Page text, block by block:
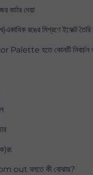
বর্ডার দেয়া
রঙের মিশ্রণে ইফেক্ট তৈরি
Palette হতে কোনটি নিবার্চন
out বলতে কী বোঝায়?